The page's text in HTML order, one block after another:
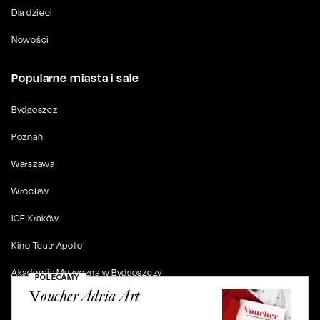
POLECAMY
Voucher Adria Art
Dla dzieci
Nowości
Popularne miasta i sale
Bydgoszcz
Poznań
Warszawa
Wrocław
ICE Kraków
Kino Teatr Apollo
Akademia Muzyczna w Bydgoszczy